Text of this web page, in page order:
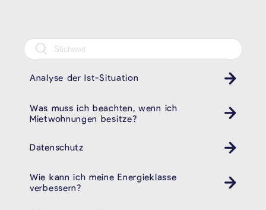
Analyse der Ist-Situation
Was muss ich beachten, wenn ich
Mietwohnungen besitze?
Datenschutz
Wie kann ich meine Energieklasse
verbessern?